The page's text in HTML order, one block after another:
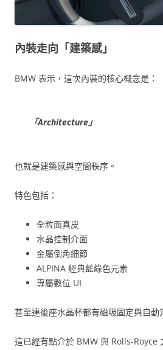
內裝走向「建築感」
BMW 表示，這次內裝的核心概念是：
「Architecture」
也就是建築感與空間秩序。
特色包括：
全粒面真皮
水晶控制介面
金屬倒角細節
ALPINA 經典藍綠色元素
專屬數位 UI
甚至連後座水晶杯都有磁吸固定與自動
這已經有點介於 BMW 與 Rolls-Royce